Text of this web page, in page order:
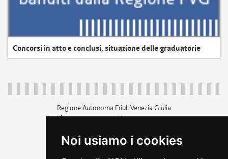
Noi usiamo i cookies
Concorsi in atto e conclusi, situazione delle graduatorie
Regione Autonoma Friuli Venezia Giulia
c.f. 80014930327; p.iva 00526040324
+39 040 3771111